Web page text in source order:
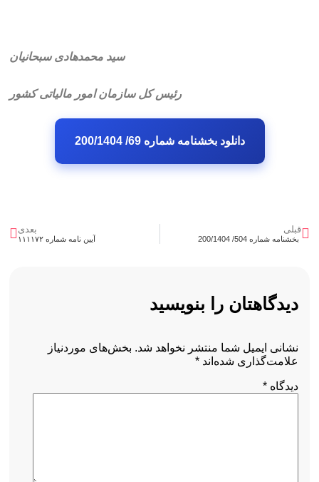
سید محمدهادی سبحانیان
رئیس کل سازمان امور مالیاتی کشور
دانلود بخشنامه شماره 69/ 200/1404
قبلی
بخشنامه شماره 504/ 200/1404
بعدی
آیین نامه شماره ۱۱۱۱۷۲
دیدگاهتان را بنویسید
نشانی ایمیل شما منتشر نخواهد شد. بخش‌های موردنیاز
علامت‌گذاری شده‌اند *
دیدگاه *